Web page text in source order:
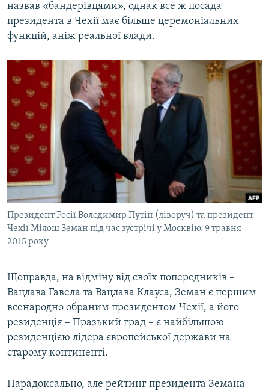
назвав «бандерівцями», однак все ж посада
президента в Чехії має більше церемоніальних
функцій, аніж реальної влади.
Президент Росії Володимир Путін (ліворуч) та президент
Чехії Мілош Земан під час зустрічі у Москвію. 9 травня
2015 року
Щоправда, на відміну від своїх попередників –
Вацлава Гавела та Вацлава Клауса, Земан є першим
всенародно обраним президентом Чехії, а його
резиденція – Празький град – є найбільшою
резиденцією лідера європейської держави на
старому континенті.
Парадоксально, але рейтинг президента Земана